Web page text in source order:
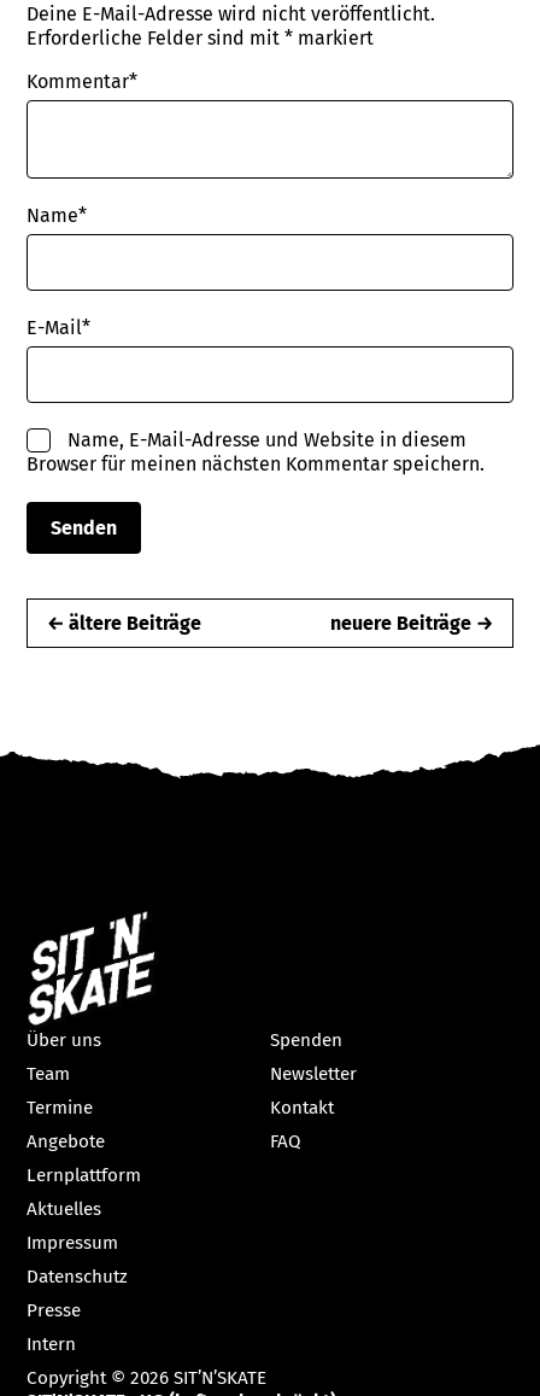
Deine E-Mail-Adresse wird nicht veröffentlicht.
Erforderliche Felder sind mit* markiert
Kommentar*
Name*
E-Mail*
Name, E-Mail-Adresse und Website in diesem
Browser für meinen nächsten Kommentar speichern.
← ältere Beiträge neuere Beiträge →
Über uns
Team
Termine
Angebote
Lernplattform
Aktuelles
Spenden
Newsletter
Kontakt
FAQ
Impressum
Datenschutz
Presse
Intern
Copyright © 2026 SIT’N’SKATE